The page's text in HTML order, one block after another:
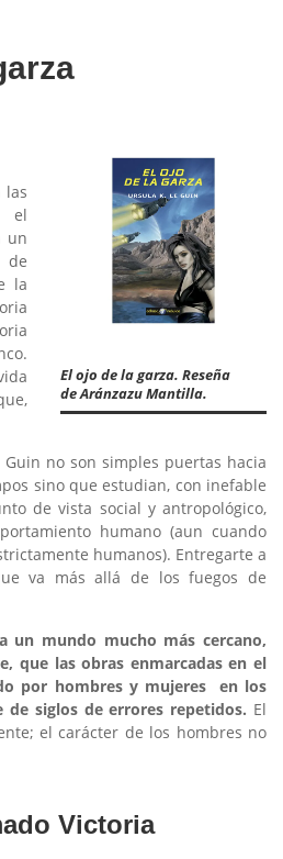
El ojo de la garza. Reseña
de Aránzazu Mantilla.
las
el
un
de
la
no son simples puertas hacia
sino que estudian, con inefable
de vista social y antropológico,
humano (aun cuando
humanos). Entregarte a
va más allá de los fuegos de
un mundo mucho más cercano,
que las obras enmarcadas en el
por hombres y mujeres en los
de siglos de errores repetidos. El
el carácter de los hombres no
Victoria